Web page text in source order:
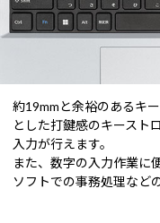
約19mmと余裕のあるキ
とした打鍵感のキースト
入力が行えます。
また、数字の入力作業に
ソフトでの事務処理など